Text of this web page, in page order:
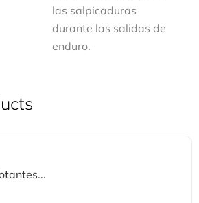
las salpicaduras
durante las salidas de
enduro.